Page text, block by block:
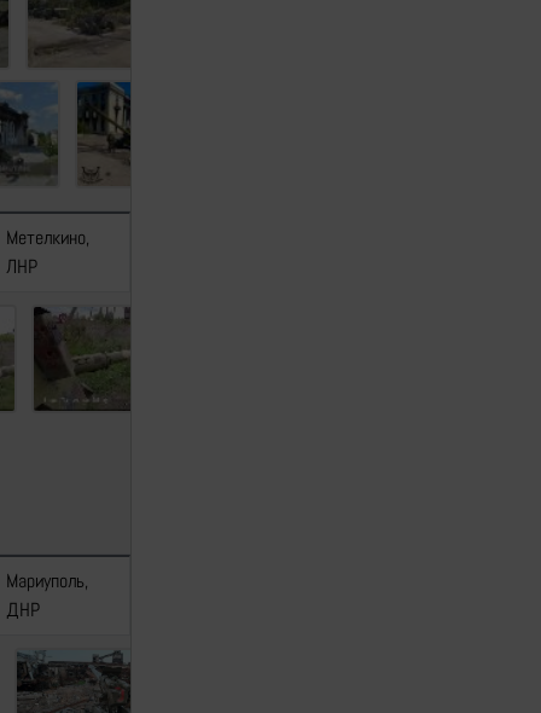
Метелкино,
ЛНР
Мариуполь,
ДНР